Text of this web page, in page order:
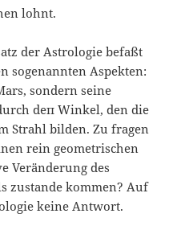
lohnt.
der Astrologie befaßt
sogenannten Aspekten:
sondern seine
dеп Winkel, den die
Strahl bilden. Zu fragen
rein geometrischen
Veränderung des
zustande kommen? Auf
keine Antwort.